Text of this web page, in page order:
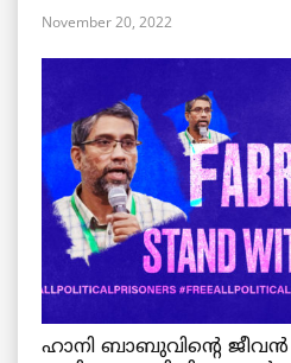
November 20, 2022
ഹാനി ബാബുവിന്റെ